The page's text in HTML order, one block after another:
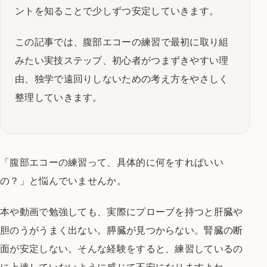
ントを知ることで少しずつ安定していきます。
この記事では、腹部エコーの練習で最初に取り組
みたい実技ステップ、初心者がつまずきやすい理
由、独学で遠回りしないための考え方をやさしく
整理していきます。
「腹部エコーの練習って、具体的に何をすればいい
の？」と悩んでいませんか。
本や動画で勉強しても、実際にプローブを持つと肝臓や
胆のうがうまく出ない。膵臓が見つからない。腎臓の断
面が安定しない。そんな経験をすると、練習しているの